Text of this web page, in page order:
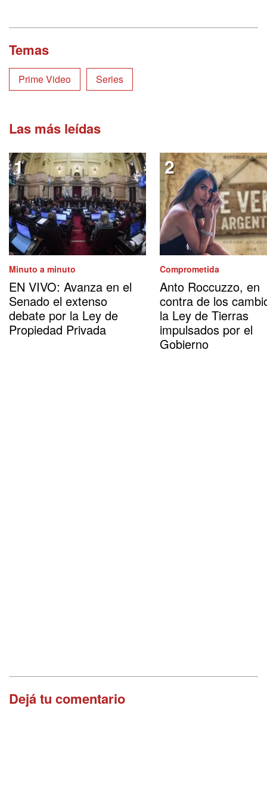
Temas
Prime Video Series
Las más leídas
Minuto a minuto
EN VIVO: Avanza en el
Senado el extenso
debate por la Ley de
Propiedad Privada
Comprometida
Anto Roccuzzo, en
contra de los
la Ley de Tierras
impulsados por el
Gobierno
Dejá tu comentario